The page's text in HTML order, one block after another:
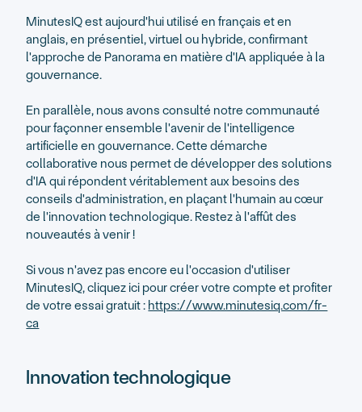
MinutesIQ est aujourd'hui utilisé en français et en
anglais, en présentiel, virtuel ou hybride, confirmant
l'approche de Panorama en matière d'IA appliquée à la
gouvernance.
En parallèle, nous avons consulté notre communauté
pour façonner ensemble l'avenir de l'intelligence
artificielle en gouvernance. Cette démarche
collaborative nous permet de développer des solutions
d'IA qui répondent véritablement aux besoins des
conseils d'administration, en plaçant l'humain au cœur
de l'innovation technologique. Restez à l'affût des
nouveautés à venir !
Si vous n'avez pas encore eu l'occasion d'utiliser
MinutesIQ, cliquez ici pour créer votre compte et profiter
de votre essai gratuit : https://www.minutesiq.com/fr-
ca
Innovation technologique